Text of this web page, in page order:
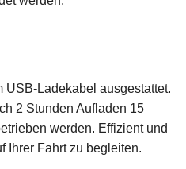
USB-Ladekabel ausgestattet.
2 Stunden Aufladen 15
werden. Effizient und
Ihrer Fahrt zu begleiten.